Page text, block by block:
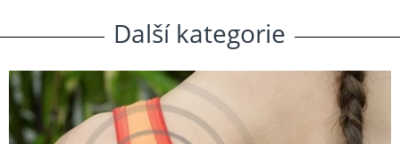
Další. kategorie